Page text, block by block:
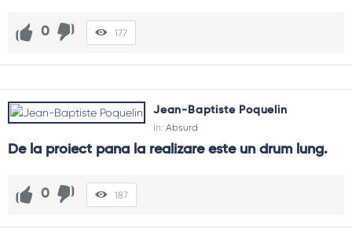
0 177
Jean-Baptiste Poquelin
In: Absurd
De la proiect pana la realizare este un drum lung.
0 187